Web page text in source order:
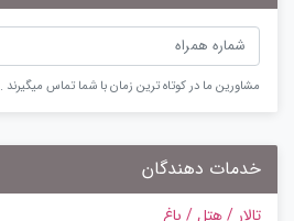
مشاورین ما در کوتاه ترین زمان با شما تماس میگیرند .
خدمات دهندگان
تالار / هتل / باغ